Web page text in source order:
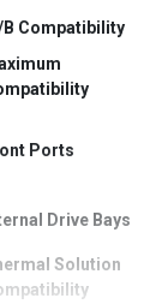
B Compatibility
Ports
Drive Bays
Solution